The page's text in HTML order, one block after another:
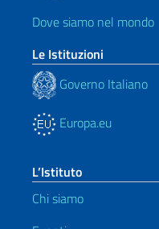
Dove siamo nel mondo
Le Istituzioni
Governo Italiano
Europa.eu
L’Istituto
Chi siamo